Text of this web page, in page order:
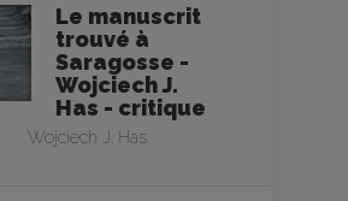
Le manuscrit
trouvé à
Saragosse -
Wojciech J.
Has - critique
Wojciech J. Has